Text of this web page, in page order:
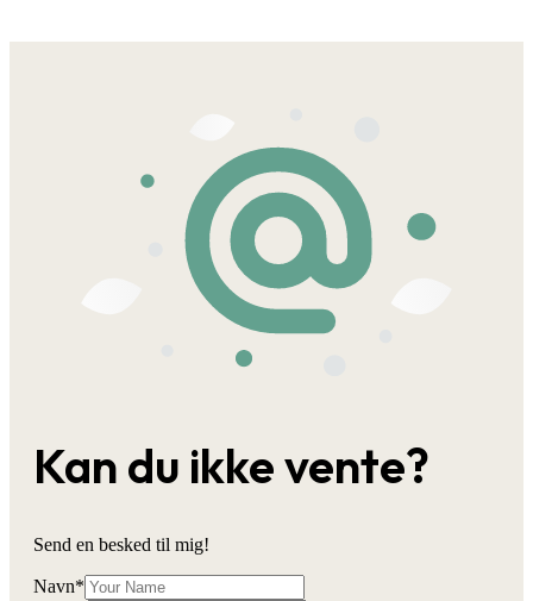
Kan du ikke vente?
Send en besked til mig!
Navn*